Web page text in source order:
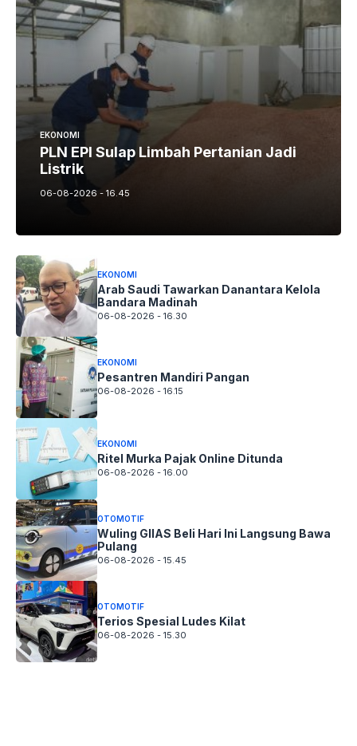
EKONOMI
PLN EPI Sulap Limbah Pertanian Jadi
Listrik
06-08-2026 - 16.45
EKONOMI
Arab Saudi Tawarkan Danantara Kelola
Bandara Madinah
06-08-2026 - 16.30
EKONOMI
Pesantren Mandiri Pangan
06-08-2026 - 16.15
EKONOMI
Ritel Murka Pajak Online Ditunda
06-08-2026 - 16.00
OTOMOTIF
Wuling GIIAS Beli Hari Ini Langsung Bawa
Pulang
06-08-2026 - 15.45
OTOMOTIF
Terios Spesial Ludes Kilat
06-08-2026 - 15.30